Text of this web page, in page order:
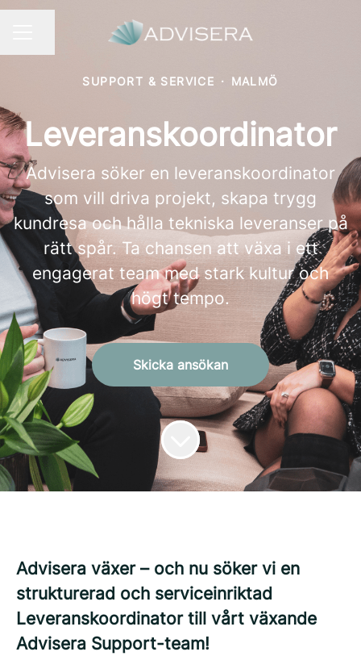
SUPPORT & SERVICE · MALMÖ
Leveranskoordinator
Advisera söker en leveranskoordinator
som vill driva projekt, skapa trygg
kundresa och hålla tekniska leveranser på
rätt spår. Ta chansen att växa i ett
engagerat team med stark kultur och
högt tempo.
Skicka ansökan
Advisera växer – och nu söker vi en
strukturerad och serviceinriktad
Leveranskoordinator till vårt växande
Advisera Support-team!